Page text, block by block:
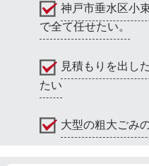
神戸市垂水区小
で全て任せたい。
見積もりを出し
たい
大型の粗大ごみ